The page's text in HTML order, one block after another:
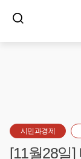
시민과경제
[11월28일]